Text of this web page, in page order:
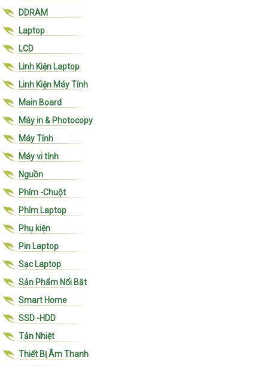
DDRAM
Laptop
LCD
Linh Kiện Laptop
Linh Kiện Máy Tính
Main Board
Máy in & Photocopy
Máy Tính
Máy vi tính
Nguồn
Phím -Chuột
Phím Laptop
Phụ kiện
Pin Laptop
Sạc Laptop
Sản Phẩm Nổi Bật
Smart Home
SSD -HDD
Tản Nhiệt
Thiết Bị Âm Thanh